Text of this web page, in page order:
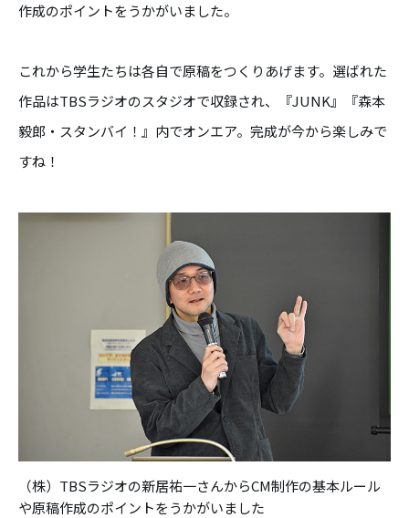
作成のポイントをうかがいました。
これから学生たちは各自で原稿をつくりあげます。選ばれた
作品はTBSラジオのスタジオで収録され、『JUNK』『森本
毅郎・スタンバイ！』内でオンエア。完成が今から楽しみで
すね！
（株）TBSラジオの新居祐一さんからCM制作の基本ルール
や原稿作成のポイントをうかがいました